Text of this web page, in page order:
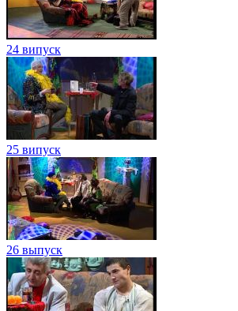
24 випуск
25 випуск
26 выпуск